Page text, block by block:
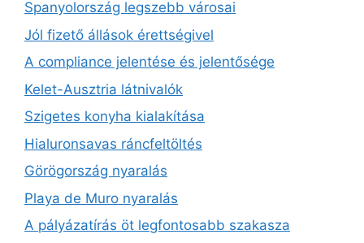
Spanyolország legszebb városai
Jól fizető állások érettségivel
A compliance jelentése és jelentősége
Kelet-Ausztria látnivalók
Szigetes konyha kialakítása
Hialuronsavas ráncfeltöltés
Görögország nyaralás
Playa de Muro nyaralás
A pályázatírás öt legfontosabb szakasza